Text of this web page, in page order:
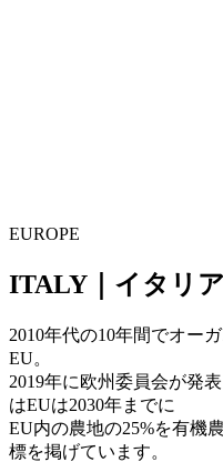
EUROPE
ITALY｜イタリア
2010年代の10年間でオー
EU。
2019年に欧州委員会が発
はEUは2030年までに
EU内の農地の25%を有機
標を掲げています。